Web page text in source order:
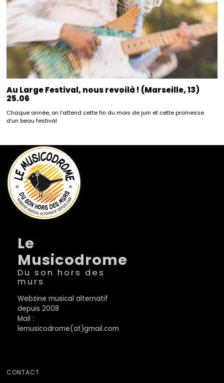
Au Large Festival, nous revoilà ! (Marseille, 13)
25.06
Chaque année, on l’attend cette fin du mois de juin et cette promesse
d’un beau festival
Le
Musicodrome
Du son hors des
murs
Webzine musical alternatif
depuis 2008
Mail :
lemusicodrome(at)gmail.com
CONTACT